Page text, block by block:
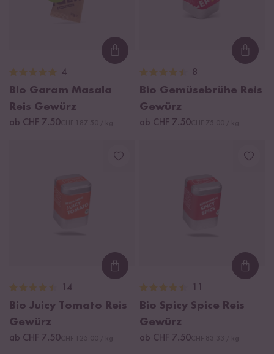
Loading...
4
Bio Garam Masala
Reis Gewürz
ab CHF 7.50
8
Bio Gemüsebrühe Reis
Gewürz
ab CHF 7.50
Loading...
14
Bio Juicy Tomato Reis
Gewürz
ab CHF 7.50
Bio Spicy Spice Reis
Gewürz
ab CHF 7.50